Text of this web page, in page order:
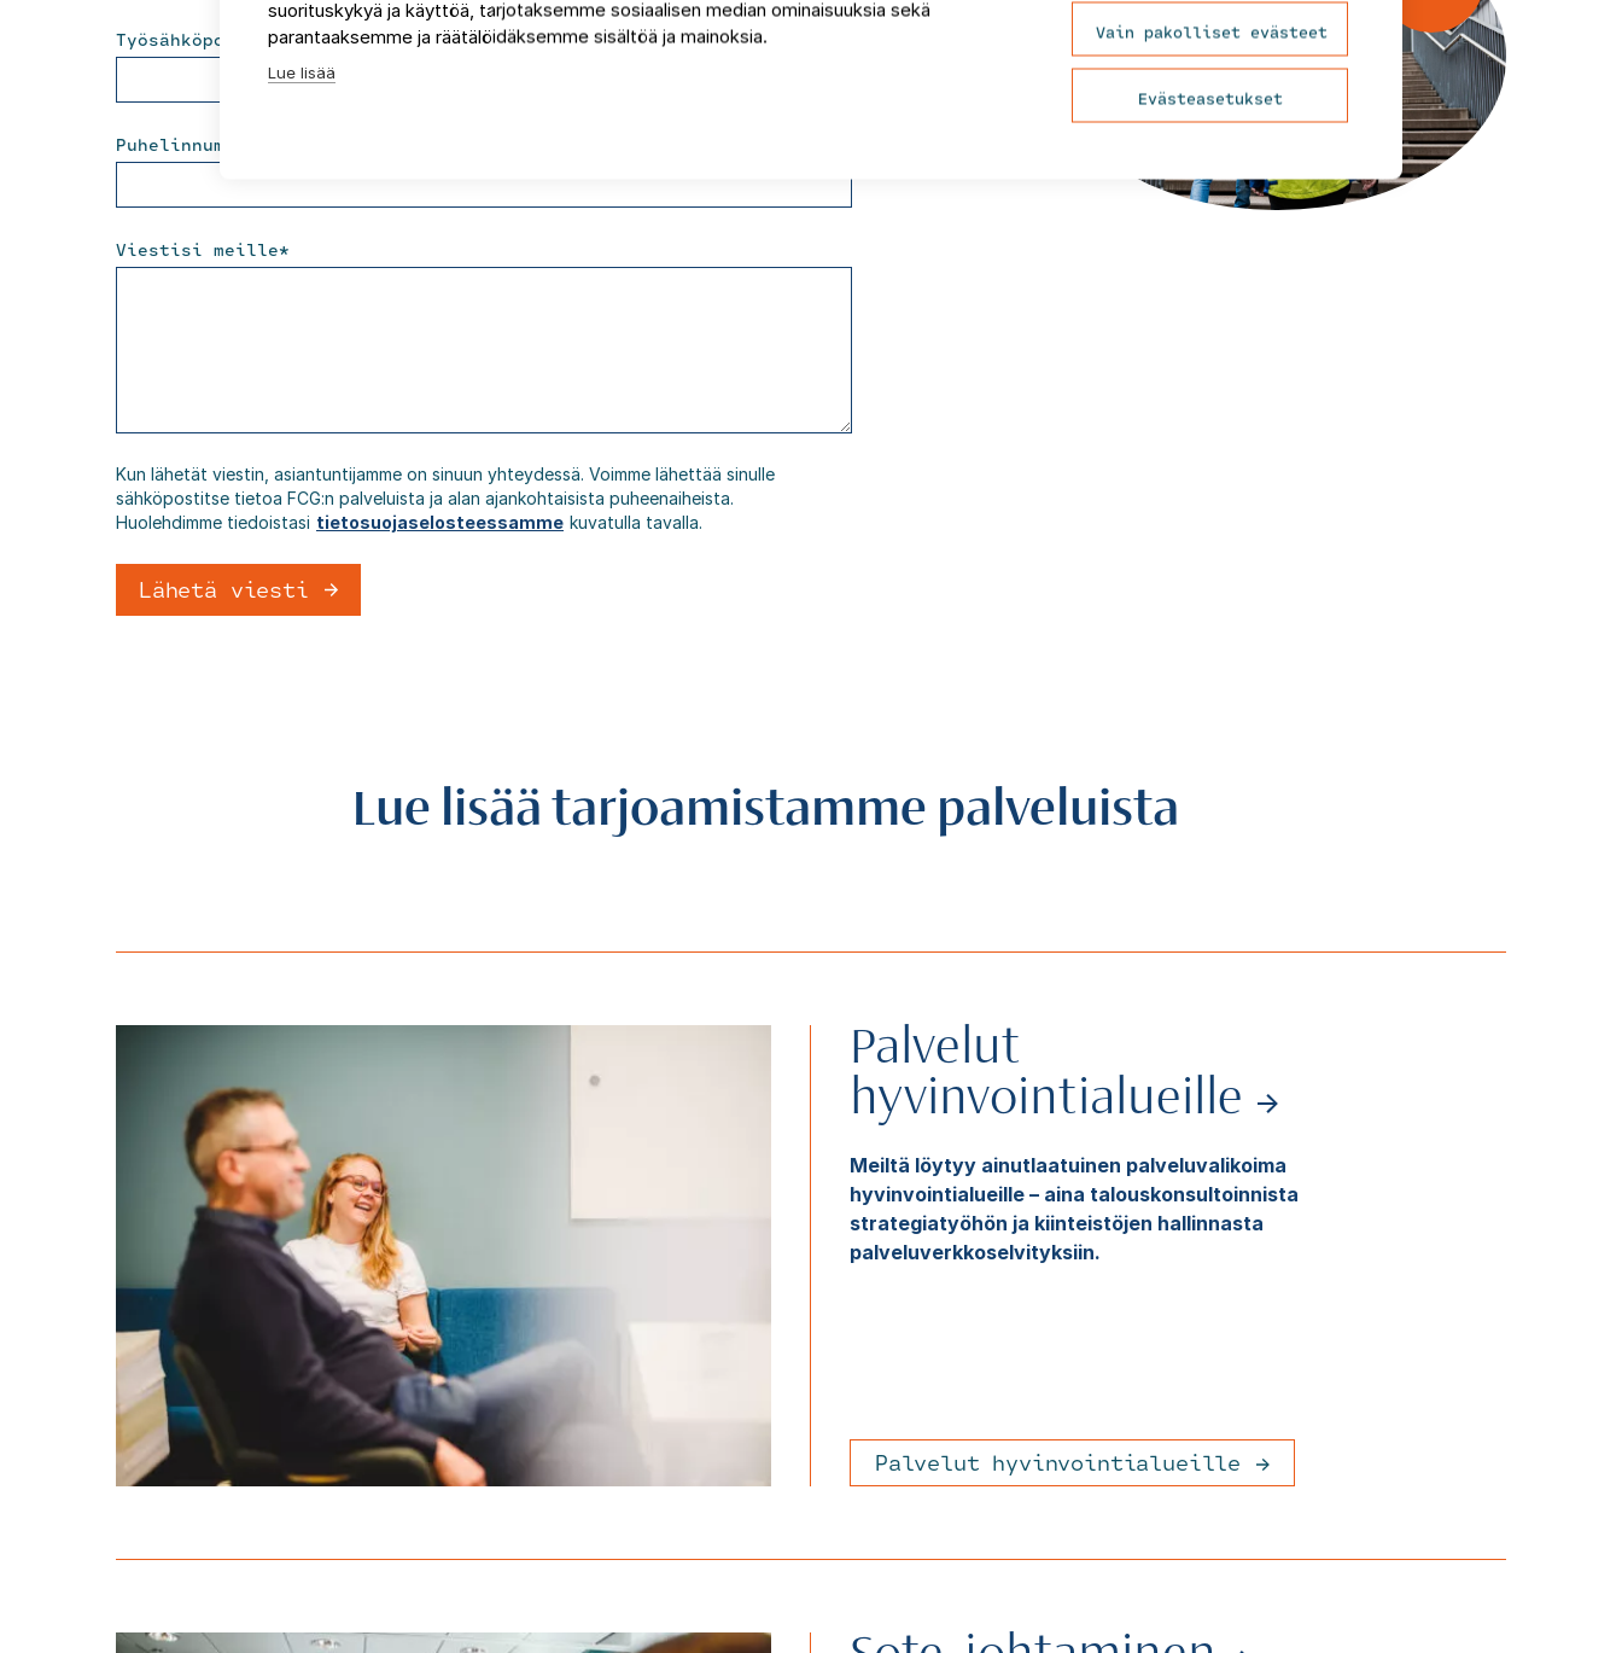
Työsähköposti
Puhelinnumero
Viestisi meille*
Kun lähetät viestin, asiantuntijamme on sinuun yhteydessä. Voimme lähettää sinulle
sähköpostitse tietoa FCG:n palveluista ja alan ajankohtaisista puheenaiheista.
Huolehdimme tiedoistasi tietosuojaselosteessamme kuvatulla tavalla.
Lue lisää tarjoamistamme palveluista
Palvelut
hyvinvointialueille
Meiltä löytyy ainutlaatuinen palveluvalikoima
hyvinvointialueille – aina talouskonsultoinnista
strategiatyöhön ja kiinteistöjen hallinnasta
palveluverkkoselvityksiin.
Palvelut hyvinvointialueille
suorituskykyä ja käyttöä, tarjotaksemme sosiaalisen median ominaisuuksia sekä
parantaaksemme ja räätälöidäksemme sisältöä ja mainoksia.
Lue lisää
Vain pakolliset evästeet
Evästeasetukset